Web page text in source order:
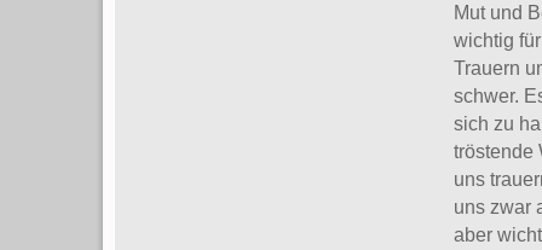
Mut und
wichtig
Trauern
schwer.
sich zu
tröstende
uns
uns zwar
aber